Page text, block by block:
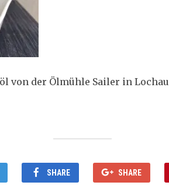
von der Ölmühle Sailer in Lochau
SHARE SHARE